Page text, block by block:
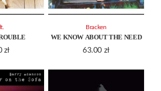
zł
WE KNOW ABOUT THE NEED
63.00 zł
Bracken